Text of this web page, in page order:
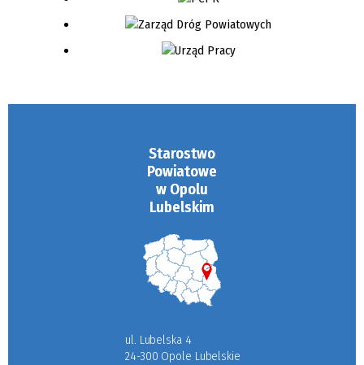
Starostwo
Powiatowe
w Opolu
Lubelskim
ul. Lubelska 4
24-300 Opole Lubelskie